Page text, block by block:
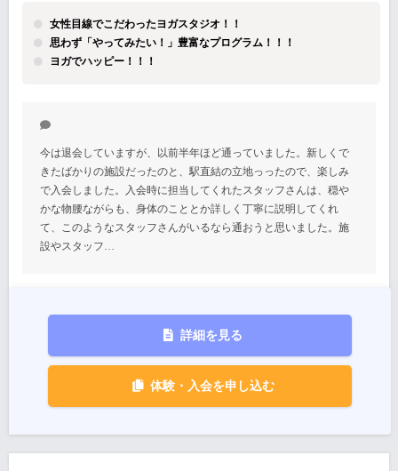
女性目線でこだわったヨガスタジオ！！
思わず「やってみたい！」豊富なプログラム！！！
ヨガでハッピー！！！
今は退会していますが、以前半年ほど通っていました。新しくで
きたばかりの施設だったのと、駅直結の立地っったので、楽しみ
で入会しました。入会時に担当してくれたスタッフさんは、穏や
かな物腰ながらも、身体のこととか詳しく丁寧に説明してくれ
て、このようなスタッフさんがいるなら通おうと思いました。施
設やスタッフ…
詳細を見る
体験・入会を申し込む